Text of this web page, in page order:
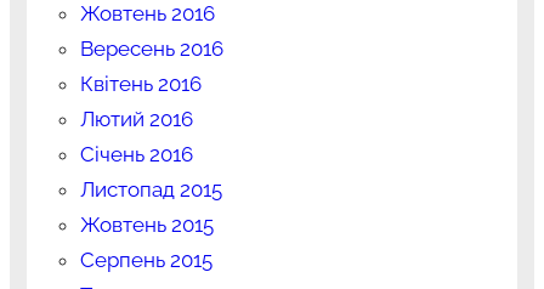
Жовтень 2016
Вересень 2016
Квітень 2016
Лютий 2016
Січень 2016
Листопад 2015
Жовтень 2015
Серпень 2015